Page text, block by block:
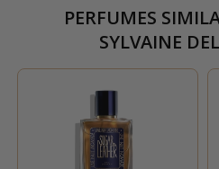
PERFUMES
SYLVAINE